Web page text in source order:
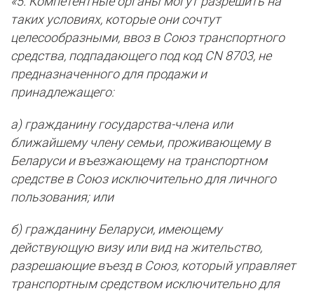
таких условиях, которые они сочтут
целесообразными, ввоз в Союз транспортного
средства, подпадающего под код CN 8703, не
предназначенного для продажи и
принадлежащего:
а) гражданину государства-члена или
ближайшему члену семьи, проживающему в
Беларуси и въезжающему на транспортном
средстве в Союз исключительно для личного
пользования; или
б) гражданину Беларуси, имеющему
действующую визу или вид на жительство,
разрешающие въезд в Союз, который управляет
транспортным средством исключительно для